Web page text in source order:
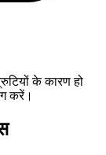
के कारण हो
करें।